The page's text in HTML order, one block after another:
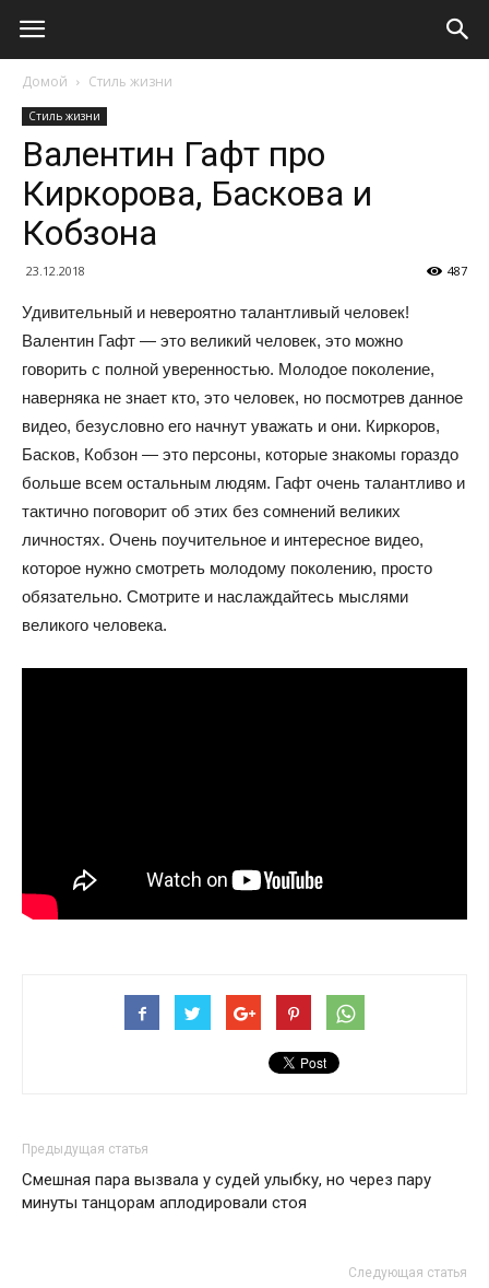
Домой Стиль жизни
Стиль жизни
Валентин Гафт про
Киркорова, Баскова и
Кобзона
23.12.2018 487
Удивительный и невероятно талантливый человек!
Валентин Гафт — это великий человек, это можно
говорить с полной уверенностью. Молодое поколение,
наверняка не знает кто, это человек, но посмотрев данное
видео, безусловно его начнут уважать и они. Киркоров,
Басков, Кобзон — это персоны, которые знакомы гораздо
больше всем остальным людям. Гафт очень талантливо и
тактично поговорит об этих без сомнений великих
личностях. Очень поучительное и интересное видео,
которое нужно смотреть молодому поколению, просто
обязательно. Смотрите и наслаждайтесь мыслями
великого человека.
Предыдущая статья
Смешная пара вызвала у судей улыбку, но через пару
минуты танцорам аплодировали стоя
Следующая статья